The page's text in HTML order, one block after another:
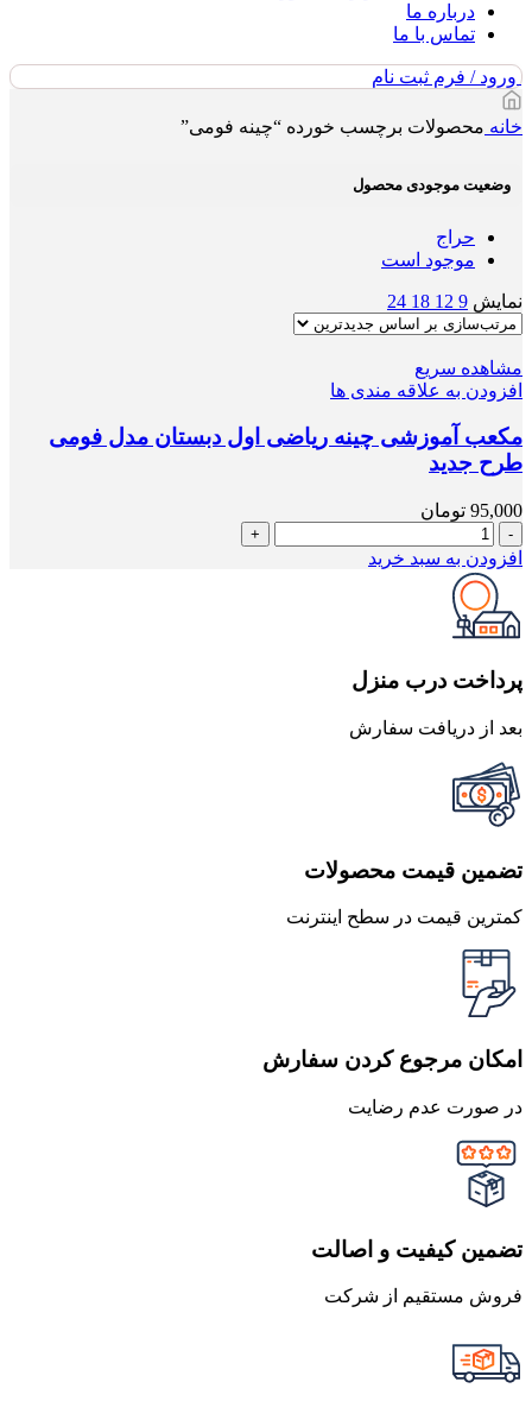
درباره ما
تماس با ما
ورود / فرم ثبت نام
خانه محصولات برچسب خورده “چینه فومی”
وضعیت موجودی محصول
حراج
موجود است
نمایش 9
12
18
24
مشاهده سریع
افزودن به علاقه مندی ها
مکعب آموزشی چینه ریاضی اول دبستان مدل فومی
طرح جدید
95,000 تومان
مکعب
آموزشی
چینه
ریاضی
اول
دبستان
مدل
فومی
جدید
افزودن به سبد خرید
پرداخت درب منزل
بعد از دریافت سفارش
تضمین قیمت محصولات
کمترین قیمت در سطح اینترنت
امکان مرجوع کردن سفارش
در صورت عدم رضایت
تضمین کیفیت و اصالت
فروش مستقیم از شرکت